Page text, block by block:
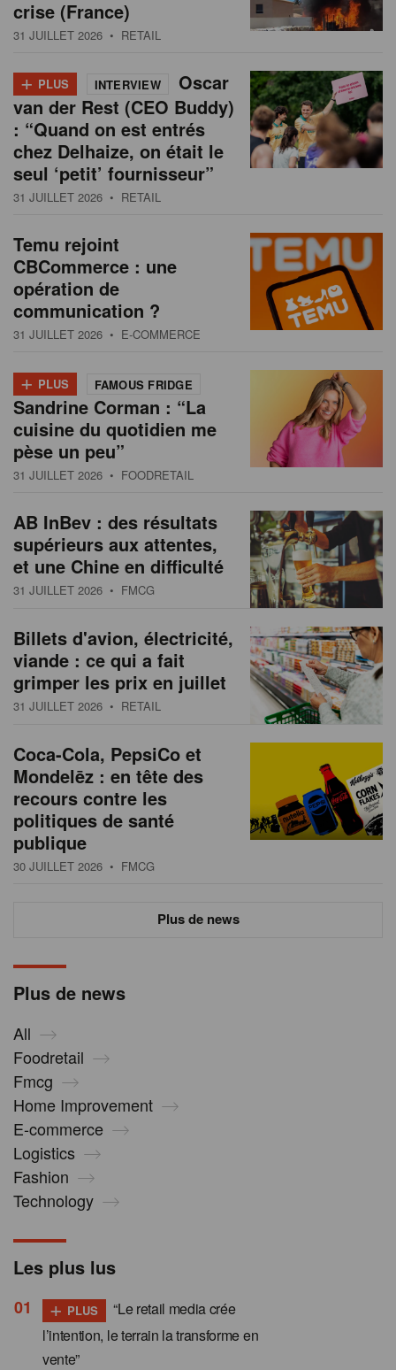
Plus de news
All
Foodretail
Fmcg
Home Improvement
E-commerce
Logistics
Fashion
Technology
crise (France)
31 JUILLET 2026 • RETAIL
+ PLUS INTERVIEW
Oscar
van der Rest (CEO Buddy)
: “Quand on est entrés
chez Delhaize, on était le
seul ‘petit’ fournisseur”
31 JUILLET 2026 • RETAIL
Temu rejoint
CBCommerce : une
opération de
communication ?
31 JUILLET 2026 • E-COMMERCE
+ PLUS FAMOUS FRIDGE
Sandrine Corman : “La
cuisine du quotidien me
pèse un peu”
31 JUILLET 2026 • FOODRETAIL
AB InBev : des résultats
supérieurs aux attentes,
et une Chine en difficulté
31 JUILLET 2026 • FMCG
Billets d'avion, électricité,
viande : ce qui a fait
grimper les prix en juillet
31 JUILLET 2026 • RETAIL
Coca-Cola, PepsiCo et
Mondelēz : en tête des
recours contre les
politiques de santé
publique
30 JUILLET 2026 • FMCG
Plus de news
Les plus lus
+ PLUS
“Le retail media crée
l’intention, le terrain la transforme en
vente”